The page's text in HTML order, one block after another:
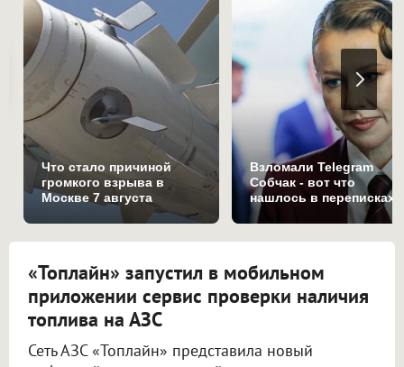
Что стало причиной
громкого взрыва в
Москве 7 августа
Взломали Telegram
Собчак - вот что
нашлось в переписках
«Топлайн» запустил в мобильном
приложении сервис проверки наличия
топлива на АЗС
Сеть АЗС «Топлайн» представила новый